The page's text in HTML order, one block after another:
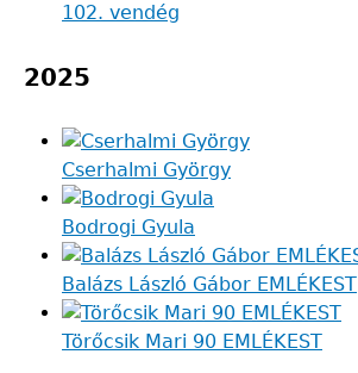
102. vendég
2025
Cserhalmi György
Bodrogi Gyula
Balázs László Gábor EMLÉKEST
Törőcsik Mari 90 EMLÉKEST